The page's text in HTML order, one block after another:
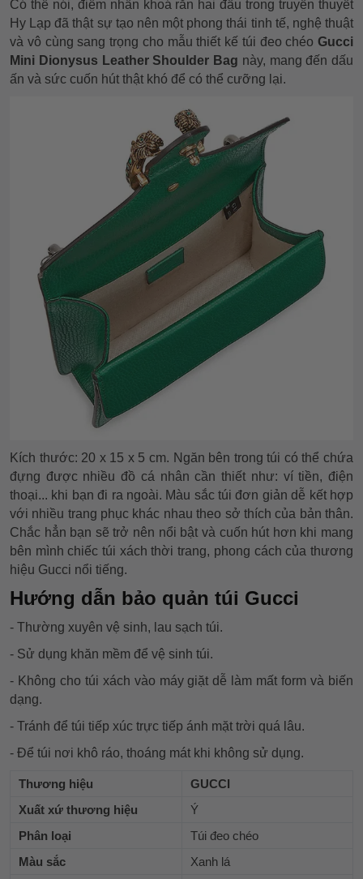
Có thể nói, điểm nhấn khoá rắn hai đầu trong truyền thuyết
Hy Lạp đã thật sự tạo nên một phong thái tinh tế, nghệ thuật
và vô cùng sang trọng cho mẫu thiết kế túi đeo chéo Gucci
Mini Dionysus Leather Shoulder Bag này, mang đến dấu
ấn và sức cuốn hút thật khó để có thể cưỡng lại.
Kích thước: 20 x 15 x 5 cm. Ngăn bên trong túi có thể chứa
đựng được nhiều đồ cá nhân cần thiết như: ví tiền, điện
thoại... khi bạn đi ra ngoài. Màu sắc túi đơn giản dễ kết hợp
với nhiều trang phục khác nhau theo sở thích của bản thân.
Chắc hẳn bạn sẽ trở nên nổi bật và cuốn hút hơn khi mang
bên mình chiếc túi xách thời trang, phong cách của thương
hiệu Gucci nổi tiếng.
Hướng dẫn bảo quản túi Gucci
- Thường xuyên vệ sinh, lau sạch túi.
- Sử dụng khăn mềm để vệ sinh túi.
- Không cho túi xách vào máy giặt dễ làm mất form và biến
dạng.
- Tránh để túi tiếp xúc trực tiếp ánh mặt trời quá lâu.
- Để túi nơi khô ráo, thoáng mát khi không sử dụng.
Thương hiệu
GUCCI
Xuất xứ thương hiệu
Ý
Phân loại
Túi đeo chéo
Màu sắc
Xanh lá